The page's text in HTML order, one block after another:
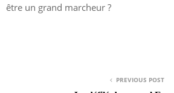
être un grand marcheur ?
PREVIOUS POST